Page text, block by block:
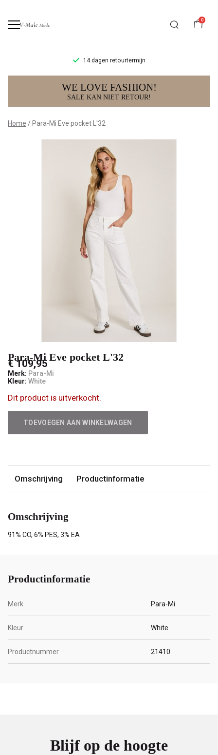
0
14 dagen retourtermijn
Para-
Mi
Eve
pocket
WE LOVE FASHION!
SALE KAN NIET RETOUR!
Home Para-Mi Eve pocket L'32
Para-Mi Eve pocket L'32
€ 109,95
Merk: Para-Mi
Kleur: White
Dit product is uitverkocht.
TOEVOEGEN AAN WINKELWAGEN
Omschrijving Productinformatie
Omschrijving
91% CO, 6% PES, 3% EA
Productinformatie
Merk Para-Mi
Kleur White
Productnummer 21410
Blijf op de hoogte